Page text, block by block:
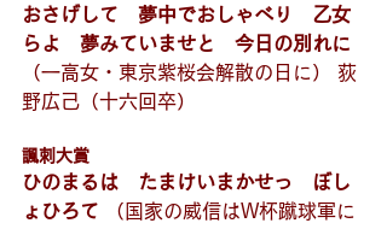
おさげして　夢中でおしゃべり　乙女
らよ　夢みていませと　今日の別れに
（一高女・東京紫桜会解散の日に） 荻
野広己（十六回卒）
諷刺大賞
ひのまるは　たまけいまかせっ　ぼし
ょひろて （国家の威信はW杯蹴球軍に